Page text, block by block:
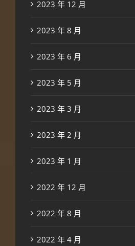
2023 年 12 月
2023 年 8 月
2023 年 6 月
2023 年 5 月
2023 年 3 月
2023 年 2 月
2023 年 1 月
2022 年 12 月
2022 年 8 月
2022 年 4 月